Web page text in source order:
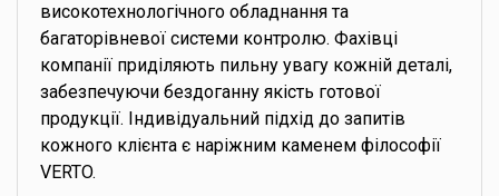
високотехнологічного обладнання та
багаторівневої системи контролю. Фахівці
компанії приділяють пильну увагу кожній деталі,
забезпечуючи бездоганну якість готової
продукції. Індивідуальний підхід до запитів
кожного клієнта є наріжним каменем філософії
VERTO.